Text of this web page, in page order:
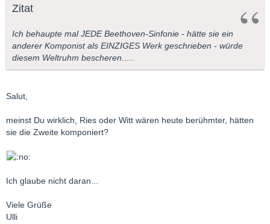
Zitat
Ich behaupte mal JEDE Beethoven-Sinfonie - hätte sie ein
anderer Komponist als EINZIGES Werk geschrieben - würde
diesem Weltruhm bescheren.....
Salut,
meinst Du wirklich, Ries oder Witt wären heute berühmter, hätten
sie die Zweite komponiert?
Ich glaube nicht daran...
Viele Grüße
Ulli